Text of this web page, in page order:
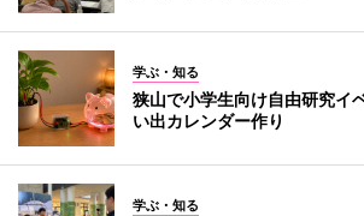
学ぶ・知る
狭山で小学生向け自由研究
い出カレンダー作り
学ぶ・知る